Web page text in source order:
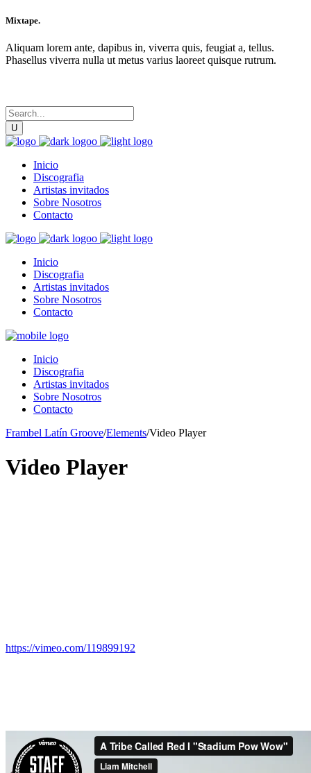
Mixtape.
Aliquam lorem ante, dapibus in, viverra quis, feugiat a, tellus.
Phasellus viverra nulla ut metus varius laoreet quisque rutrum.
Inicio
Discografia
Artistas invitados
Sobre Nosotros
Contacto
Inicio
Discografia
Artistas invitados
Sobre Nosotros
Contacto
Inicio
Discografia
Artistas invitados
Sobre Nosotros
Contacto
Frambel Latín Groove/Elements/Video Player
Video Player
https://vimeo.com/119899192